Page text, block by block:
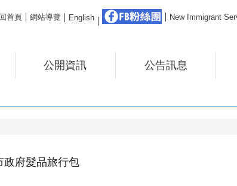
回首頁 網站導覽 English FB粉絲團
New Immigrant
公開資訊 公告訊息
政府髮品旅行包